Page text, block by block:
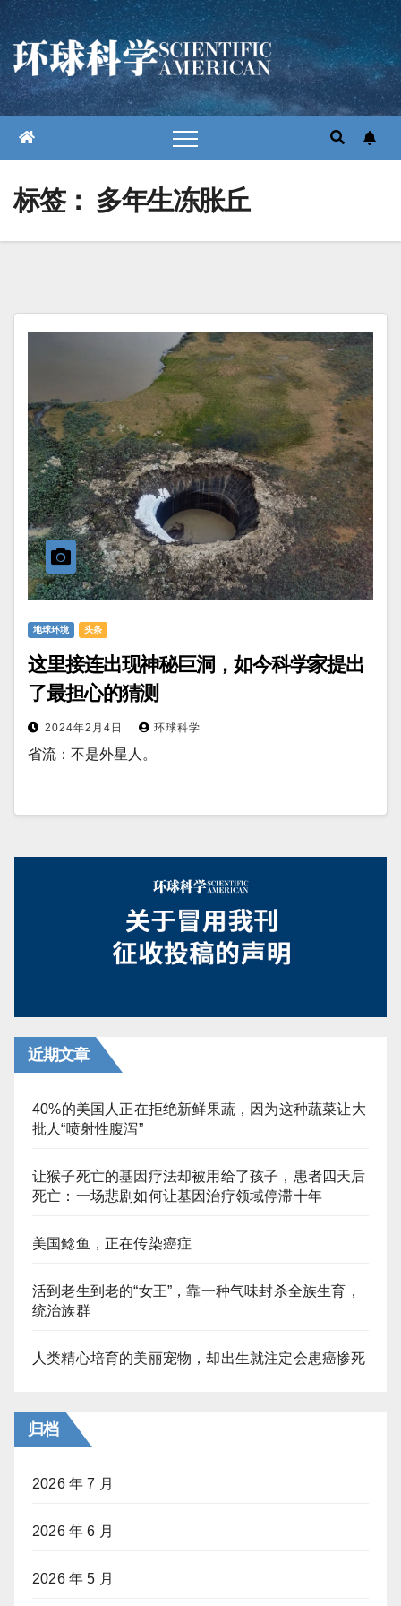
跳
至
内
容
标签： 多年生冻胀丘
地球环境 头条
这里接连出现神秘巨洞，如今科学家提出
了最担心的猜测
2024年2月4日 环球科学
省流：不是外星人。
近期文章
40%的美国人正在拒绝新鲜果蔬，因为这种蔬菜让大
批人“喷射性腹泻”
让猴子死亡的基因疗法却被用给了孩子，患者四天后
死亡：一场悲剧如何让基因治疗领域停滞十年
美国鲶鱼，正在传染癌症
活到老生到老的“女王”，靠一种气味封杀全族生育，
统治族群
人类精心培育的美丽宠物，却出生就注定会患癌惨死
归档
2026 年 7 月
2026 年 6 月
2026 年 5 月